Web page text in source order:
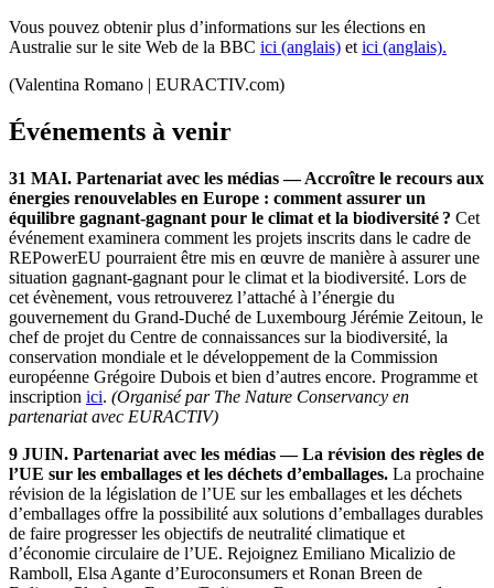
Vous pouvez obtenir plus d’informations sur les élections en
Australie sur le site Web de la BBC ici (anglais) et ici (anglais).
(Valentina Romano | EURACTIV.com)
Événements à venir
31 MAI. Partenariat avec les médias — Accroître le recours aux
énergies renouvelables en Europe : comment assurer un
équilibre gagnant-gagnant pour le climat et la biodiversité ? Cet
événement examinera comment les projets inscrits dans le cadre de
REPowerEU pourraient être mis en œuvre de manière à assurer une
situation gagnant-gagnant pour le climat et la biodiversité. Lors de
cet évènement, vous retrouverez l’attaché à l’énergie du
gouvernement du Grand-Duché de Luxembourg Jérémie Zeitoun, le
chef de projet du Centre de connaissances sur la biodiversité, la
conservation mondiale et le développement de la Commission
européenne Grégoire Dubois et bien d’autres encore. Programme et
inscription ici. (Organisé par The Nature Conservancy en
partenariat avec EURACTIV)
9 JUIN. Partenariat avec les médias — La révision des règles de
l’UE sur les emballages et les déchets d’emballages. La prochaine
révision de la législation de l’UE sur les emballages et les déchets
d’emballages offre la possibilité aux solutions d’emballages durables
de faire progresser les objectifs de neutralité climatique et
d’économie circulaire de l’UE. Rejoignez Emiliano Micalizio de
Ramboll, Elsa Agante d’Euroconsumers et Ronan Breen de